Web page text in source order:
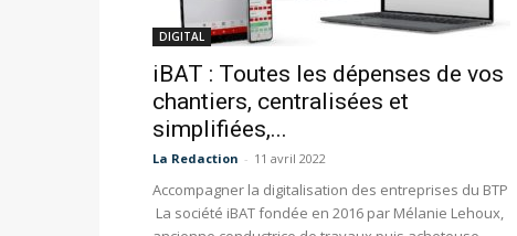
DIGITAL
iBAT : Toutes les dépenses de vos
chantiers, centralisées et
simplifiées,...
La Redaction - 11 avril 2022
Accompagner la digitalisation des entreprises du BTP
La société iBAT fondée en 2016 par Mélanie Lehoux,